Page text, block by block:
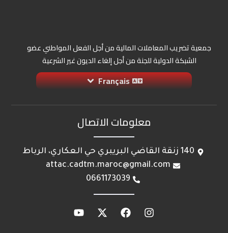
معلومات الاتصال
140 زنقة القاضي البريبري حي العكاري، الرباط
attac.cadtm.maroc@gmail.com
0661173039
جمعية تضريب المعاملات المالية من أجل الفعل المواطني عضو
الشبكة الدولية للجنة من أجل إلغاء الديون غير الشرعية
Français